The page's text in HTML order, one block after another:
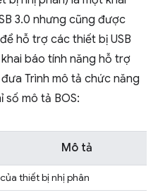
3.0 nhưng cũng được
hỗ trợ các thiết bị USB
báo tính năng hỗ trợ
Trình mô tả chức năng
số mô tả BOS:
Mô tả
thiết bị nhị phân